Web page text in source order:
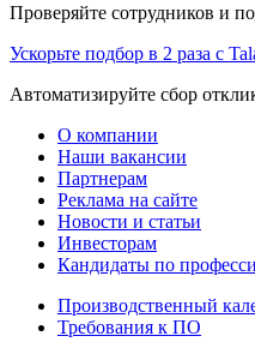
Проверяйте сотрудников и
Ускорьте подбор в 2 раза с
Автоматизируйте сбор
О компании
Наши вакансии
Партнерам
Реклама на сайте
Новости и статьи
Инвесторам
Кандидаты по
Производственный
Требования к ПО